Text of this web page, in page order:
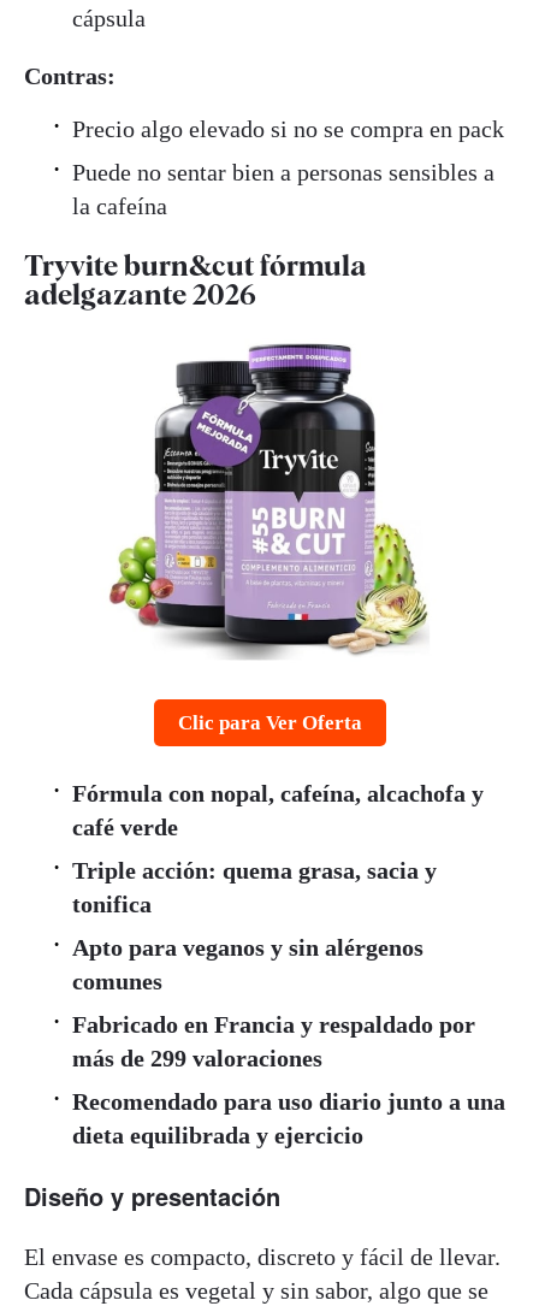
cápsula
Contras:
Precio algo elevado si no se compra en pack
Puede no sentar bien a personas sensibles a
la cafeína
Tryvite burn&cut fórmula
adelgazante 2026
Clic para Ver Oferta
Fórmula con nopal, cafeína, alcachofa y
café verde
Triple acción: quema grasa, sacia y
tonifica
Apto para veganos y sin alérgenos
comunes
Fabricado en Francia y respaldado por
más de 299 valoraciones
Recomendado para uso diario junto a una
dieta equilibrada y ejercicio
Diseño y presentación
El envase es compacto, discreto y fácil de llevar.
Cada cápsula es vegetal y sin sabor, algo que se